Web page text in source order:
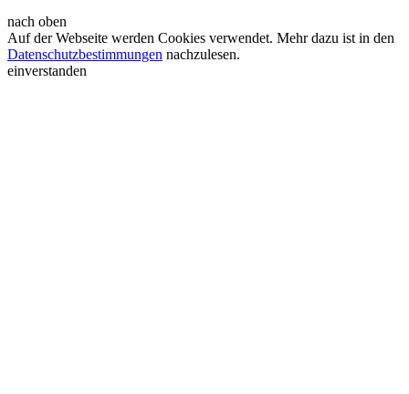
nach oben
Auf der Webseite werden Cookies verwendet. Mehr dazu ist in den
Datenschutzbestimmungen nachzulesen.
einverstanden